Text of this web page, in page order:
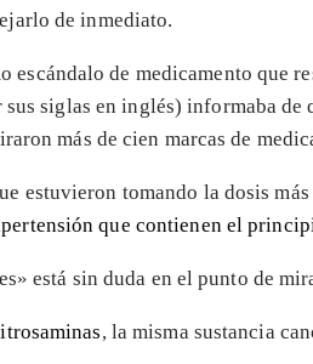
de inmediato.
de medicamento que
siglas en inglés) informaba de
más de cien marcas de
estuvieron tomando la dosis
que contienen el
está sin duda en el punto de
, la misma sustancia